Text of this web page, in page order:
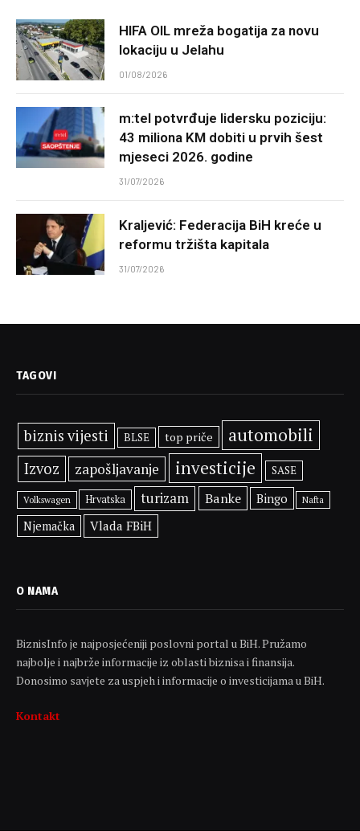
HIFA OIL mreža bogatija za novu
lokaciju u Jelahu
01/08/2026
m:tel potvrđuje lidersku poziciju:
43 miliona KM dobiti u prvih šest
mjeseci 2026. godine
31/07/2026
Kraljević: Federacija BiH kreće u
reformu tržišta kapitala
31/07/2026
TAGOVI
biznis vijesti BLSE top priče automobili
Izvoz zapošljavanje investicije SASE
Volkswagen Hrvatska turizam Banke Bingo Nafta
Njemačka Vlada FBiH
O NAMA
BiznisInfo je najposjećeniji poslovni portal u BiH. Pružamo
najbolje i najbrže informacije iz oblasti biznisa i finansija.
Donosimo savjete za uspjeh i informacije o investicijama u BiH.
Kontakt